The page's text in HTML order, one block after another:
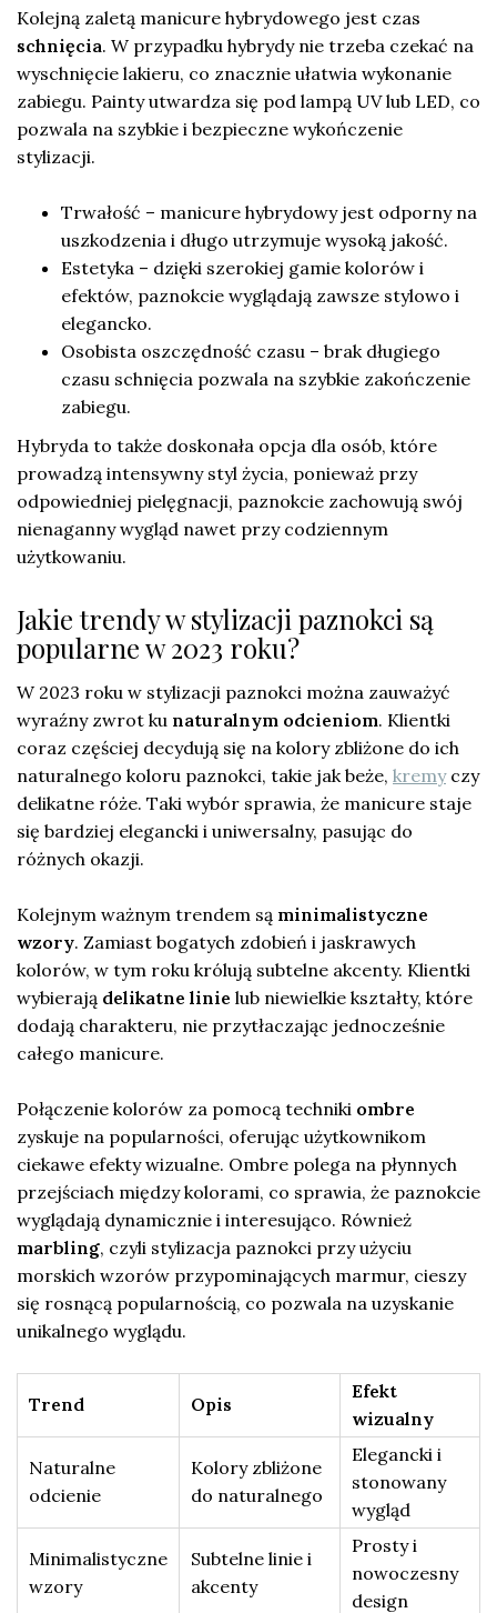
Kolejną zaletą manicure hybrydowego jest czas
schnięcia. W przypadku hybrydy nie trzeba czekać na
wyschnięcie lakieru, co znacznie ułatwia wykonanie
zabiegu. Painty utwardza się pod lampą UV lub LED, co
pozwala na szybkie i bezpieczne wykończenie
stylizacji.
Trwałość – manicure hybrydowy jest odporny na
uszkodzenia i długo utrzymuje wysoką jakość.
Estetyka – dzięki szerokiej gamie kolorów i
efektów, paznokcie wyglądają zawsze stylowo i
elegancko.
Osobista oszczędność czasu – brak długiego
czasu schnięcia pozwala na szybkie zakończenie
zabiegu.
Hybryda to także doskonała opcja dla osób, które
prowadzą intensywny styl życia, ponieważ przy
odpowiedniej pielęgnacji, paznokcie zachowują swój
nienaganny wygląd nawet przy codziennym
użytkowaniu.
Jakie trendy w stylizacji paznokci są
popularne w 2023 roku?
W 2023 roku w stylizacji paznokci można zauważyć
wyraźny zwrot ku naturalnym odcieniom. Klientki
coraz częściej decydują się na kolory zbliżone do ich
naturalnego koloru paznokci, takie jak beże, kremyczy
delikatne róże. Taki wybór sprawia, że manicure staje
się bardziej elegancki i uniwersalny, pasując do
różnych okazji.
Kolejnym ważnym trendem są minimalistyczne
wzory. Zamiast bogatych zdobień i jaskrawych
kolorów, w tym roku królują subtelne akcenty. Klientki
wybierają delikatne linie lub niewielkie kształty, które
dodają charakteru, nie przytłaczając jednocześnie
całego manicure.
Połączenie kolorów za pomocą techniki ombre
zyskuje na popularności, oferując użytkownikom
ciekawe efekty wizualne. Ombre polega na płynnych
przejściach między kolorami, co sprawia, że paznokcie
wyglądają dynamicznie i interesująco. Również
marbling, czyli stylizacja paznokci przy użyciu
morskich wzorów przypominających marmur, cieszy
się rosnącą popularnością, co pozwala na uzyskanie
unikalnego wyglądu.
Trend Opis
Efekt
wizualny
Naturalne
odcienie
Kolory zbliżone
do naturalnego
Elegancki i
stonowany
wygląd
Minimalistyczne
wzory
Subtelne linie i
akcenty
Prosty i
nowoczesny
design